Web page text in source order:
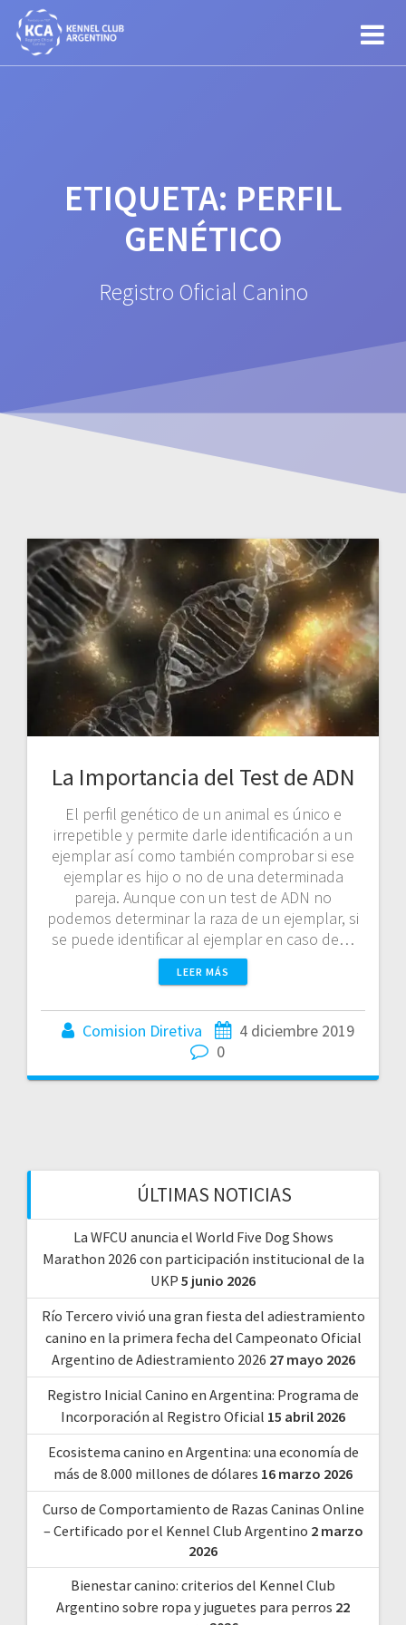
ETIQUETA: PERFIL
GENÉTICO
Registro Oficial Canino
La Importancia del Test de ADN
El perfil genético de un animal es único e
irrepetible y permite darle identificación a un
ejemplar así como también comprobar si ese
ejemplar es hijo o no de una determinada
pareja. Aunque con un test de ADN no
podemos determinar la raza de un ejemplar, si
se puede identificar al ejemplar en caso de…
LEER MÁS
Comision Diretiva
4 diciembre 2019
0
ÚLTIMAS NOTICIAS
La WFCU anuncia el World Five Dog Shows
Marathon 2026 con participación institucional de la
UKP 5 junio 2026
Río Tercero vivió una gran fiesta del adiestramiento
canino en la primera fecha del Campeonato Oficial
Argentino de Adiestramiento 2026 27 mayo 2026
Registro Inicial Canino en Argentina: Programa de
Incorporación al Registro Oficial 15 abril 2026
Ecosistema canino en Argentina: una economía de
más de 8.000 millones de dólares 16 marzo 2026
Curso de Comportamiento de Razas Caninas Online
– Certificado por el Kennel Club Argentino 2 marzo
2026
Bienestar canino: criterios del Kennel Club
Argentino sobre ropa y juguetes para perros 22